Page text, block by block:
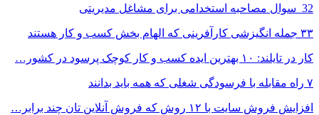
‎ 32 سوال مصاحبه استخدامی برای مشاغل مدیریتی
۳۳ جمله انگیزشی کارآفرینی که الهام بخش کسب و کار هستند
کار در تایلند: ۱۰ بهترین ایده کسب و کار کوچک پرسود در کشور…
۷ راه مقابله با فرسودگی شغلی که همه باید بدانند
افزایش فروش سایت با ۱۲ روش که فروش آنلاین تان چند برابر…